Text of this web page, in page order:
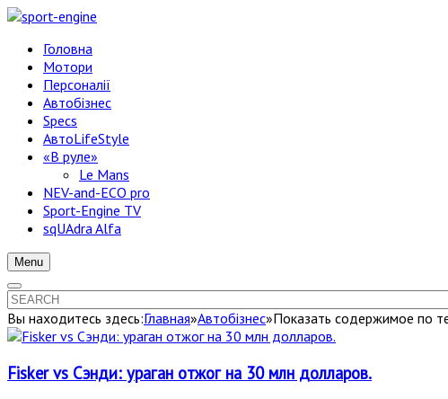
Головна
Мотори
Персоналії
Автобізнес
Specs
АвтоLifeStyle
«В руле»
Le Mans
NEV-and-ECO pro
Sport-Engine TV
sqUAdra Alfa
Menu
Вы находитесь здесь:Главная»Автобізнес»Показать содержимое по
Fisker vs Сэнди: ураган отжог на 30 млн долларов.